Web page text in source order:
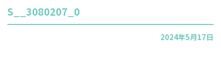
S__3080207_0
2024年5月17日